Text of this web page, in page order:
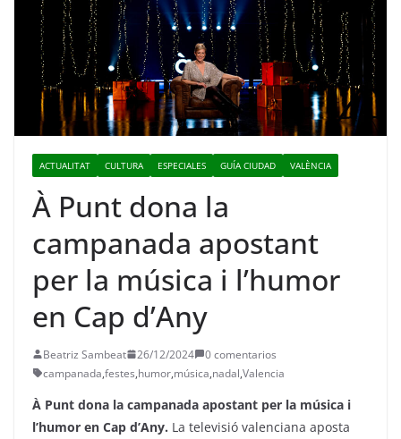
ACTUALITAT CULTURA ESPECIALES GUÍA CIUDAD VALÈNCIA
À Punt dona la
campanada apostant
per la música i l’humor
en Cap d’Any
Beatriz Sambeat 26/12/2024
0 comentarios
campanada,festes,humor,música,nadal,Valencia
À Punt dona la campanada apostant per la música i
l’humor en Cap d’Any. La televisió valenciana aposta